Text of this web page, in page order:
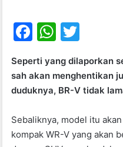
F
c
e
o
W
at
s
p
itt
er
Seperti yang dilaporkan
sah akan menghentikan
duduknya, BR-V tidak
Sebaliknya, model itu
kompak WR-V yang akan